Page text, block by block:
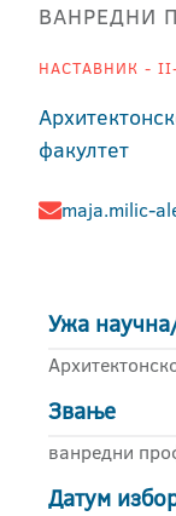
ВАНРЕДНИ
НАСТАВНИК -
факултет
maja.milic-
Ужа
Звање
ванредни
Датум